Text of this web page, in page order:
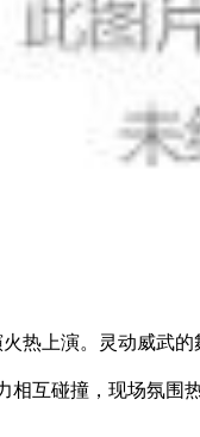
火热上演。灵动威武
相互碰撞，现场氛围